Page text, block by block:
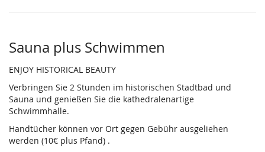
Sauna plus Schwimmen
ENJOY HISTORICAL BEAUTY
Verbringen Sie 2 Stunden im historischen Stadtbad und
Sauna und genießen Sie die kathedralenartige
Schwimmhalle.
Handtücher können vor Ort gegen Gebühr ausgeliehen
werden (10€ plus Pfand) .